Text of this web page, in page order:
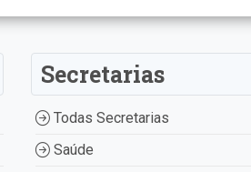
Secretarias
Todas Secretarias
Saúde